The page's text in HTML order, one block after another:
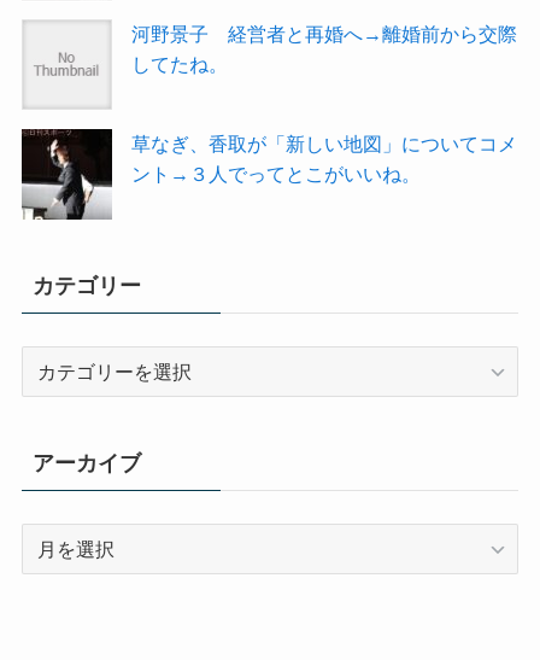
河野景子 経営者と再婚へ→離婚前から交際
してたね。
草なぎ、香取が「新しい地図」についてコメ
ント→３人でってとこがいいね。
カテゴリー
リ
ー
アーカイブ